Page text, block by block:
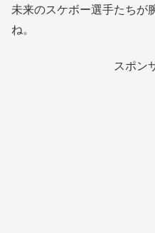
未来のスケボー選手たちが
ね。
スポン